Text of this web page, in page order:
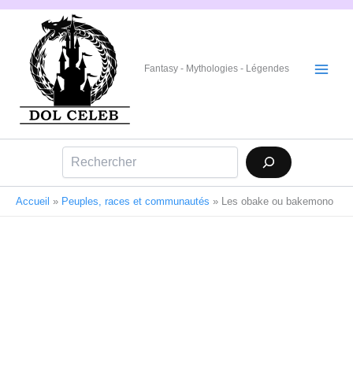
Aller
Fantasy - Mythologies - Légendes
Accueil » Peuples, races et communautés » Les obake ou bakemono